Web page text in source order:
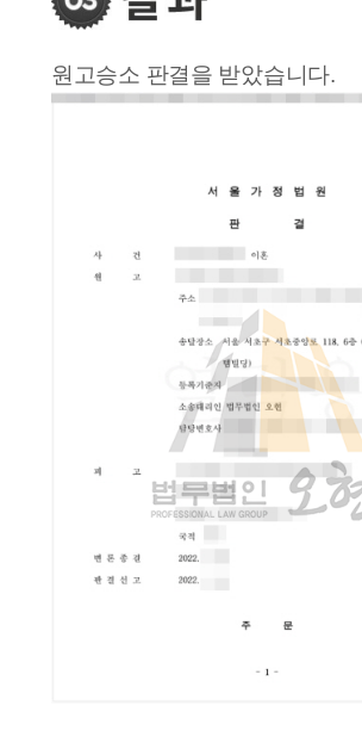
원고승소 판결을 받았습니다.